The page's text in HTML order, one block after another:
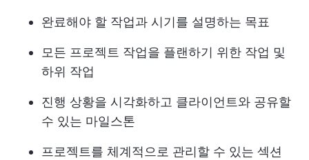
완료해야 할 작업과 시기를 설명하는 목표
모든 프로젝트 작업을 플랜하기 위한 작업 및
하위 작업
진행 상황을 시각화하고 클라이언트와 공유할
수 있는 마일스톤
프로젝트를 체계적으로 관리할 수 있는 섹션